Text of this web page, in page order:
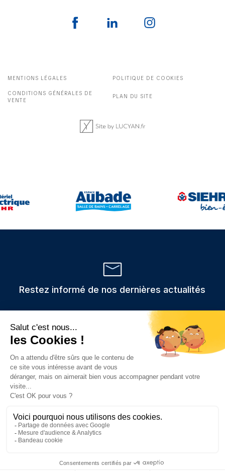
MENTIONS LÉGALES POLITIQUE DE COOKIES
CONDITIONS GÉNÉRALES DE
VENTE
PLAN DU SITE
Restez informé de nos dernières actualités
Veuillez
laisser
ce
champ
vide.
Les informations recueillies via ce formulaire sont stockées et
utilisées uniquement pour traiter votre demande,
conformément au RGPD.